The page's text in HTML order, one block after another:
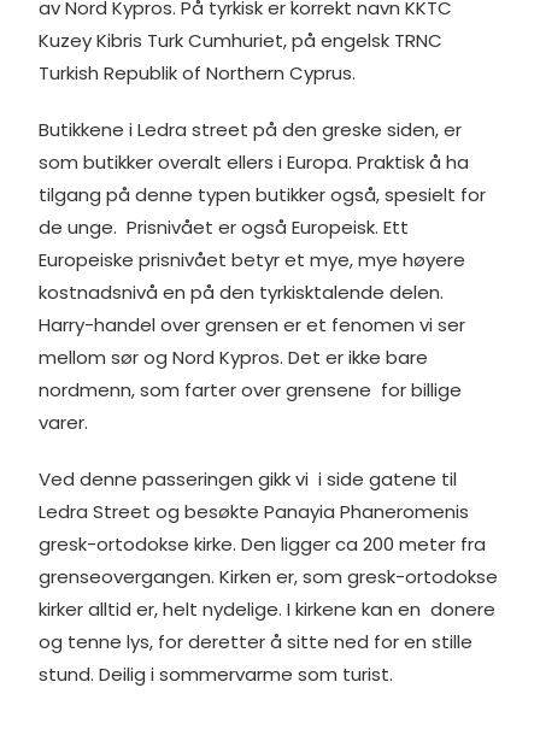
av Nord Kypros. På tyrkisk er korrekt navn KKTC
Kuzey Kibris Turk Cumhuriet, på engelsk TRNC
Turkish Republik of Northern Cyprus.
Butikkene i Ledra street på den greske siden, er
som butikker overalt ellers i Europa. Praktisk å ha
tilgang på denne typen butikker også, spesielt for
de unge. Prisnivået er også Europeisk. Ett
Europeiske prisnivået betyr et mye, mye høyere
kostnadsnivå en på den tyrkisktalende delen.
Harry-handel over grensen er et fenomen vi ser
mellom sør og Nord Kypros. Det er ikke bare
nordmenn, som farter over grensene for billige
varer.
Ved denne passeringen gikk vi i side gatene til
Ledra Street og besøkte Panayia Phaneromenis
gresk-ortodokse kirke. Den ligger ca 200 meter fra
grenseovergangen. Kirken er, som gresk-ortodokse
kirker alltid er, helt nydelige. I kirkene kan en donere
og tenne lys, for deretter å sitte ned for en stille
stund. Deilig i sommervarme som turist.